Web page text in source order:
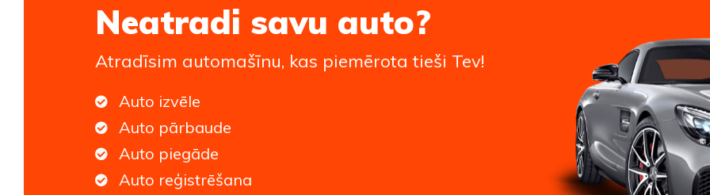
Neatradi savu auto?
Atradīsim automašīnu, kas piemērota tieši Tev!
Auto izvēle
Auto pārbaude
Auto piegāde
Auto reģistrēšana